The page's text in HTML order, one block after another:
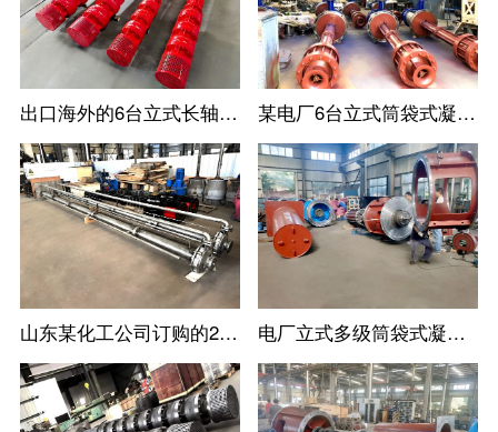
出口海外的6台立式长轴消防涡轮泵 某电厂6台立式筒袋式凝结水泵
山东某化工公司订购的2台不锈钢立式长轴液下泵 电厂立式多级筒袋式凝结水泵安装现场